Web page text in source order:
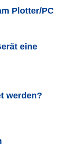
Plotter/PC
eine
werden?